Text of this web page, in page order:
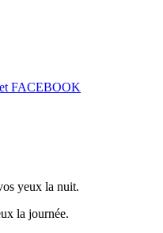
FACEBOOK
yeux la nuit.
la journée.